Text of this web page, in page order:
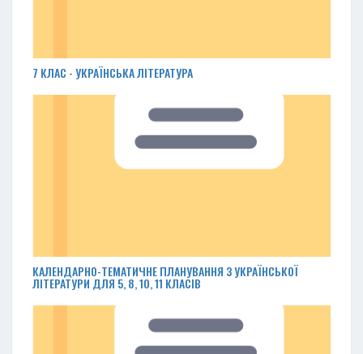
7 КЛАС - УКРАЇНСЬКА ЛІТЕРАТУРА
КАЛЕНДАРНО-ТЕМАТИЧНЕ ПЛАНУВАННЯ З УКРАЇНСЬКОЇ
ЛІТЕРАТУРИ ДЛЯ 5, 8, 10, 11 КЛАСІВ